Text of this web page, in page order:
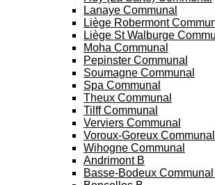
Lanaye Communal
Liège Robermont
Liège St Walburge
Moha Communal
Pepinster Communal
Soumagne Communal
Spa Communal
Theux Communal
Tilff Communal
Verviers Communal
Voroux-Goreux Communal
Wihogne Communal
Andrimont B
Basse-Bodeux Communal